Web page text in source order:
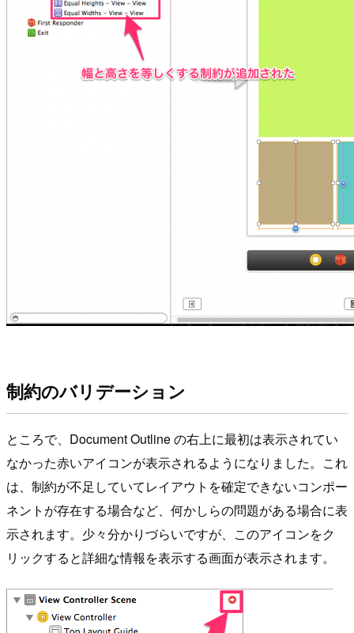
制約のバリデーション
ところで、Document Outline の右上に最初は表示されてい
なかった赤いアイコンが表示されるようになりました。これ
は、制約が不足していてレイアウトを確定できないコンポー
ネントが存在する場合など、何かしらの問題がある場合に表
示されます。少々分かりづらいですが、このアイコンをク
リックすると詳細な情報を表示する画面が表示されます。